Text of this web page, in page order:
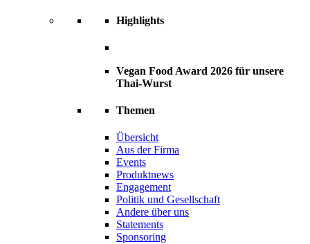
Highlights
Vegan Food Award 2026 für unsere
Thai-Wurst
Themen
Übersicht
Aus der Firma
Events
Produktnews
Engagement
Politik und Gesellschaft
Andere über uns
Statements
Sponsoring